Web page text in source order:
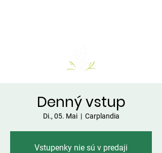
Denný vstup
Di., 05. Mai
  |
Carplandia
Vstupenky nie sú v predaji